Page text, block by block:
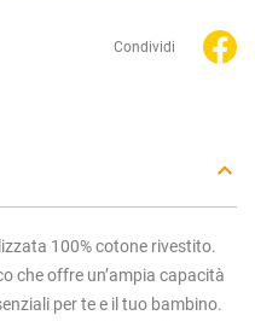
Condividi
100% cotone rivestito.
che offre un’ampia capacità
per te e il tuo bambino.